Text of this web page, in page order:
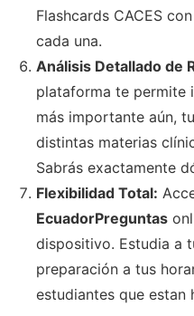
Flashcards CACES
cada una.
Análisis Detallado de
plataforma te permite
más importante aún,
distintas materias
Sabrás exactamente
Flexibilidad Total:
EcuadorPreguntas
dispositivo. Estudia a
preparación a tus
estudiantes que estan